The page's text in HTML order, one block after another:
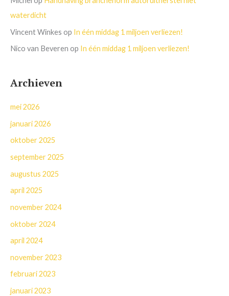
waterdicht
Vincent Winkes op In één middag 1 miljoen verliezen!
Nico van Beveren op In één middag 1 miljoen verliezen!
Archieven
mei 2026
januari 2026
oktober 2025
september 2025
augustus 2025
april 2025
november 2024
oktober 2024
april 2024
november 2023
februari 2023
januari 2023